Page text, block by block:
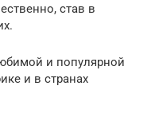
став в
и популярной
и в странах